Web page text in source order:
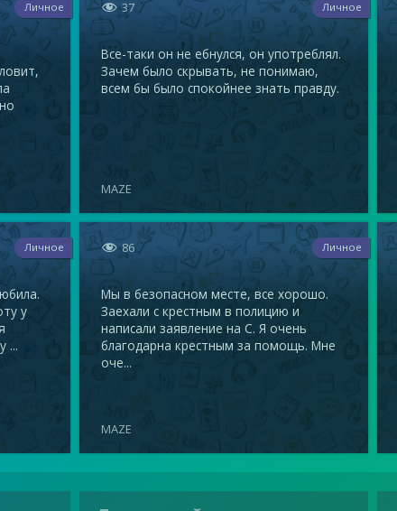
Личное  37 Личное
Все-таки он не ебнулся, он употреблял.
Зачем было скрывать, не понимаю,
всем бы было спокойнее знать правду.
MAZE
Личное
у
...
 86 Личное
Мы в безопасном месте, все хорошо.
Заехали с крестным в полицию и
написали заявление на С. Я очень
благодарна крестным за помощь. Мне
оче...
MAZE